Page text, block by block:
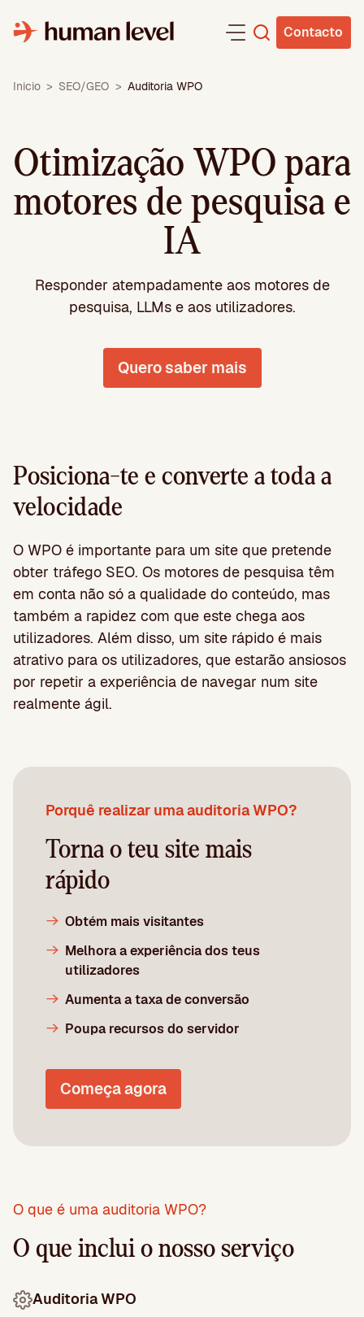
para
Contacto
Inicio > SEO/GEO > Auditoria WPO
Otimização WPO para
motores de pesquisa e
IA
Responder atempadamente aos motores de
pesquisa, LLMs e aos utilizadores.
Quero saber mais
Posiciona-te e converte a toda a
velocidade
O WPO é importante para um site que pretende
obter tráfego SEO. Os motores de pesquisa têm
em conta não só a qualidade do conteúdo, mas
também a rapidez com que este chega aos
utilizadores. Além disso, um site rápido é mais
atrativo para os utilizadores, que estarão ansiosos
por repetir a experiência de navegar num site
realmente ágil.
Porquê realizar uma auditoria WPO?
Torna o teu site mais
rápido
Obtém mais visitantes
Melhora a experiência dos teus
utilizadores
Aumenta a taxa de conversão
Poupa recursos do servidor
Começa agora
O que é uma auditoria WPO?
O que inclui o nosso serviço
Auditoria WPO